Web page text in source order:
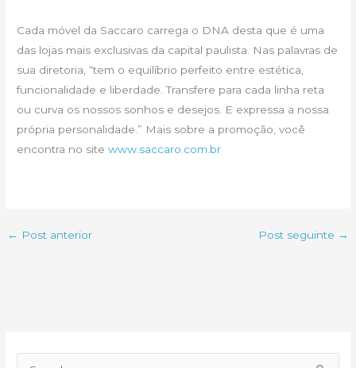
Cada móvel da Saccaro carrega o DNA desta que é uma
das lojas mais exclusivas da capital paulista. Nas palavras de
sua diretoria, “tem o equilíbrio perfeito entre estética,
funcionalidade e liberdade. Transfere para cada linha reta
ou curva os nossos sonhos e desejos. E expressa a nossa
própria personalidade.” Mais sobre a promoção, você
encontra no sitewww.saccaro.com.br
← Post anterior Post seguinte →